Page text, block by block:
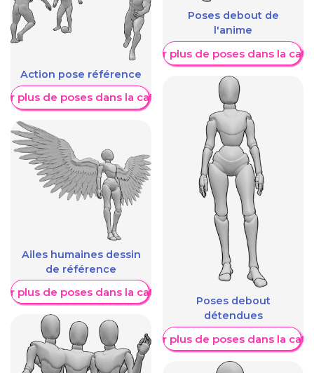
Action pose référence
plus de poses dans la catégorie
Ailes humaines dessin
de référence
plus de poses dans la catégorie
Poses debout de
l'anime
Afficher plus de poses dans la
Poses debout
détendues
Afficher plus de poses dans la